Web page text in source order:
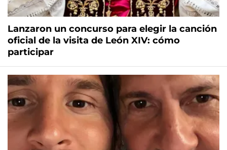
Lanzaron un concurso para elegir la canción
oficial de la visita de León XIV: cómo
participar